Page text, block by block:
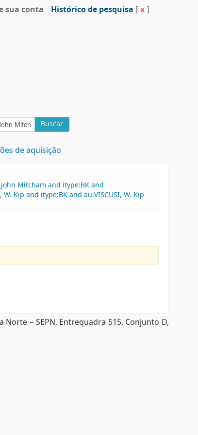
sua conta Histórico de pesquisa [ x ]
Buscar
de aquisição
Mitcham and itype:BK and
Kip and itype:BK and au:VISCUSI, W. Kip
– SEPN, Entrequadra 515, Conjunto D,